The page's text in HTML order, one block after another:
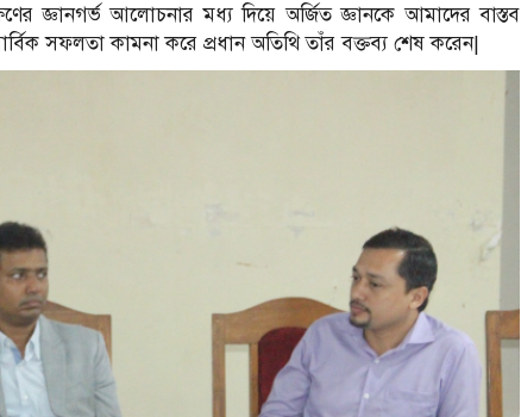
জ্ঞানগর্ভ আলোচনার মধ্য দিয়ে অর্জিত জ্ঞানকে আমাদের বাস্তব
সফলতা কামনা করে প্রধান অতিথি তাঁর বক্তব্য শেষ করেন|